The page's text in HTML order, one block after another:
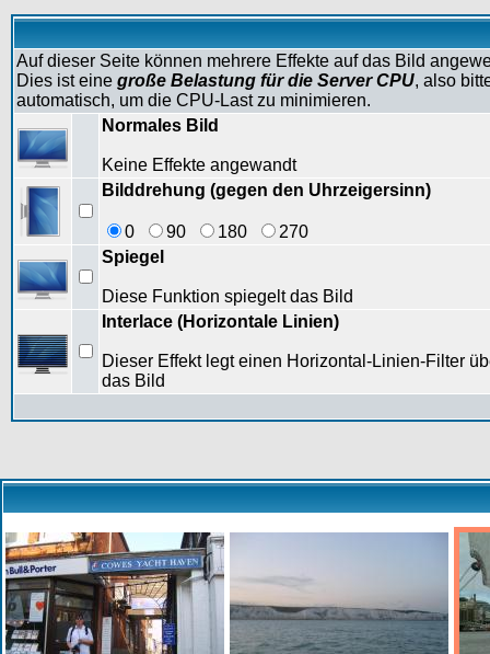
Auf dieser Seite können mehrere Effekte auf das Bild
Dies ist eine große Belastung für die Server CPU, also
automatisch, um die CPU-Last zu minimieren.
Normales Bild
Keine Effekte angewandt
Bilddrehung (gegen den Uhrzeigersinn)
0 90 180
270
Spiegel
Diese Funktion spiegelt das Bild
Interlace (Horizontale Linien)
Dieser Effekt legt einen Horizontal-Linien-Filter
das Bild